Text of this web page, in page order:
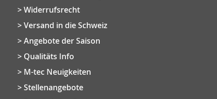
Widerrufsrecht
Versand in die Schweiz
Angebote der Saison
Qualitäts Info
M-tec Neuigkeiten
Stellenangebote